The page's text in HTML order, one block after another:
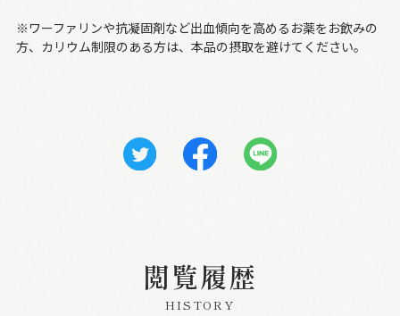
※ワーファリンや抗凝固剤など出血傾向を高めるお薬をお飲みの
方、カリウム制限のある方は、本品の摂取を避けてください。
閲覧履歴
HISTORY